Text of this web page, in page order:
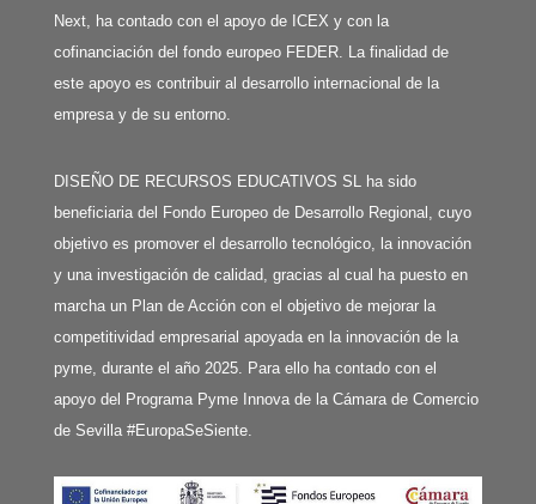
Next, ha contado con el apoyo de ICEX y con la
cofinanciación del fondo europeo FEDER. La finalidad de
este apoyo es contribuir al desarrollo internacional de la
empresa y de su entorno.
DISEÑO DE RECURSOS EDUCATIVOS SL ha sido
beneficiaria del Fondo Europeo de Desarrollo Regional, cuyo
objetivo es promover el desarrollo tecnológico, la innovación
y una investigación de calidad, gracias al cual ha puesto en
marcha un Plan de Acción con el objetivo de mejorar la
competitividad empresarial apoyada en la innovación de la
pyme, durante el año 2025. Para ello ha contado con el
apoyo del Programa Pyme Innova de la Cámara de Comercio
de Sevilla #EuropaSeSiente.